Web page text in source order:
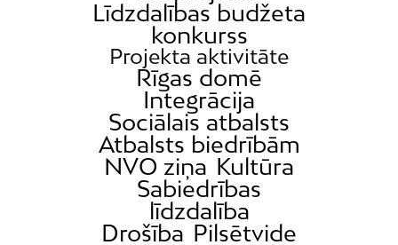
Līdzdalības budžeta
konkurss
Projekta aktivitāte
Rīgas domē
Integrācija
Sociālais atbalsts
Atbalsts biedrībām
NVO ziņa Kultūra
Sabiedrības
līdzdalība
Drošība Pilsētvide